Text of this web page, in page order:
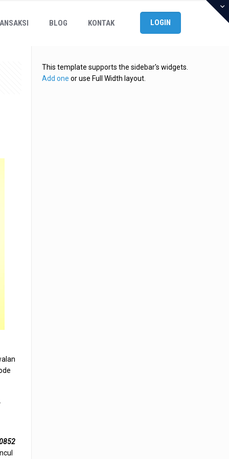
BLOG KONTAK LOGIN
This template supports the sidebar's widgets.
Add one or use Full Width layout.